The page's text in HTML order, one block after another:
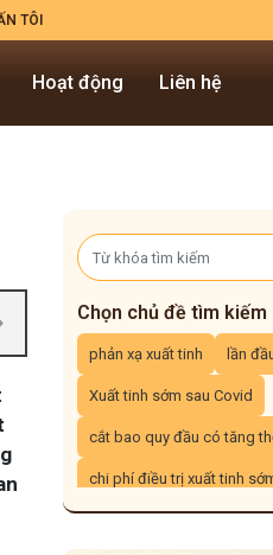
TÔI
Hoạt động Liên hệ
Chọn chủ đề tìm kiếm
phản xạ xuất tinh lần
Xuất tinh sớm sau Covid
cắt bao quy đầu có tăng
chi phí điều trị xuất tinh